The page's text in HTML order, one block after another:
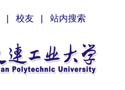
校友 站内搜索